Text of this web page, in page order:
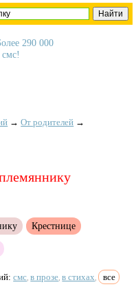
→От родителей →
Крестнице
смс в прозе в стихах все